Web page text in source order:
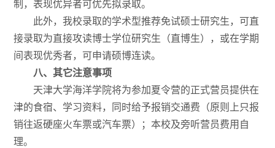
制，表现优异者可优先拟录取。
此外，我校录取的学术型推荐免试硕士研究生，可直
接录取为直接攻读博士学位研究生（直博生），或在学期
间表现优秀者，可申请硕博连读。
八、其它注意事项
天津大学海洋学院将为参加夏令营的正式营员提供在
津的食宿、学习资料，同时给予报销交通费（原则上只报
销往返硬座火车票或汽车票）；本校及旁听营员费用自
理。